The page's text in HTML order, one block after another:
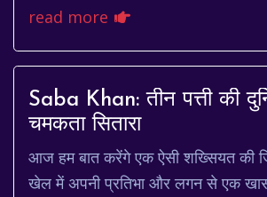
successfully transitioned from
read more
Saba Khan: तीन पत्ती की
चमकता सितारा
आज हम बात करेंगे एक ऐसी शख्सियत की
खेल में अपनी प्रतिभा और लगन से एक